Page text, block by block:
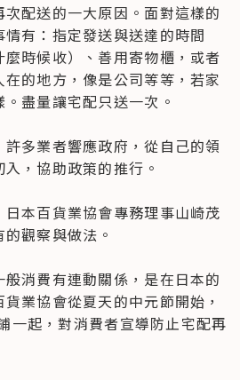
配送的一大原因。面對這樣的
有：指定發送與送達的時間
麼時候收）、善用寄物櫃，或者
的地方，像是公司等等，若家
盡量讓宅配只送一次。
多業者響應政府，從自己的領
，協助政策的推行。
本百貨業協會專務理事山崎茂
觀察與做法。
消費有連動關係，是在日本的
業協會從夏天的中元節開始，
一起，對消費者宣導防止宅配再